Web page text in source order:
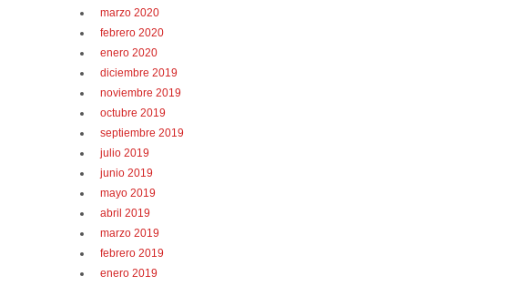
marzo 2020
febrero 2020
enero 2020
diciembre 2019
noviembre 2019
octubre 2019
septiembre 2019
julio 2019
junio 2019
mayo 2019
abril 2019
marzo 2019
febrero 2019
enero 2019